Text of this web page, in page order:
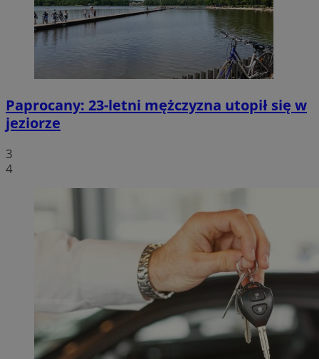
Paprocany: 23-letni mężczyzna utopił się w
jeziorze
3
4